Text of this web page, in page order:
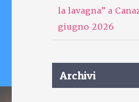
la lavagna” a
giugno 2026
Archivi